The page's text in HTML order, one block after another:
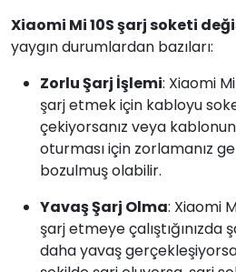
Xiaomi Mi 10S şarj soketi
yaygın durumlardan bazıları:
Zorlu Şarj İşlemi: Xiaomi
şarj etmek için kabloyu
çekiyorsanız veya
oturması için zorlamanız
bozulmuş olabilir.
Yavaş Şarj Olma: Xiaomi
şarj etmeye
daha yavaş